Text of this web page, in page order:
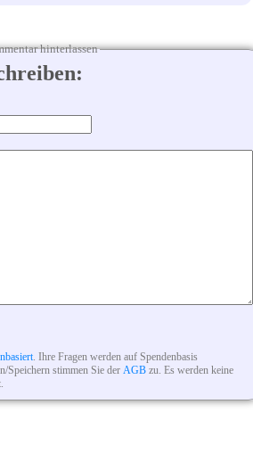
hinterlassen
. Ihre Fragen werden auf Spendenbasis
Speichern stimmen Sie der AGBzu. Es werden keine